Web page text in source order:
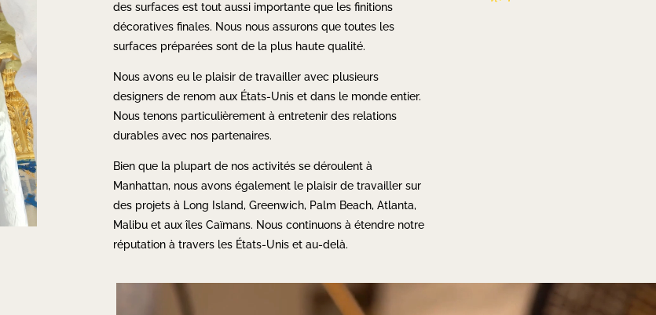
des surfaces est tout aussi importante que les finitions
décoratives finales. Nous nous assurons que toutes les
surfaces préparées sont de la plus haute qualité.
Nous avons eu le plaisir de travailler avec plusieurs
designers de renom aux États-Unis et dans le monde entier.
Nous tenons particulièrement à entretenir des relations
durables avec nos partenaires.
Bien que la plupart de nos activités se déroulent à
Manhattan, nous avons également le plaisir de travailler sur
des projets à Long Island, Greenwich, Palm Beach, Atlanta,
Malibu et aux îles Caïmans. Nous continuons à étendre notre
réputation à travers les États-Unis et au-delà.